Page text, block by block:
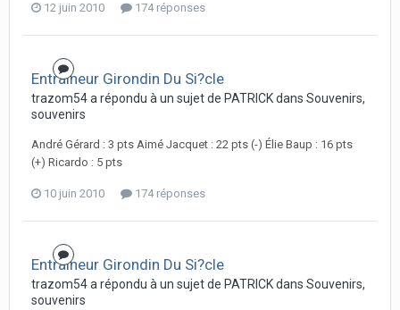
12 juin 2010 174 réponses
Entraineur Girondin Du Si?cle
trazom54 a répondu à un sujet de PATRICK dans Souvenirs,
souvenirs
André Gérard : 3 pts Aimé Jacquet : 22 pts (-) Élie Baup : 16 pts
(+) Ricardo : 5 pts
10 juin 2010 174 réponses
Entraineur Girondin Du Si?cle
trazom54 a répondu à un sujet de PATRICK dans Souvenirs,
souvenirs